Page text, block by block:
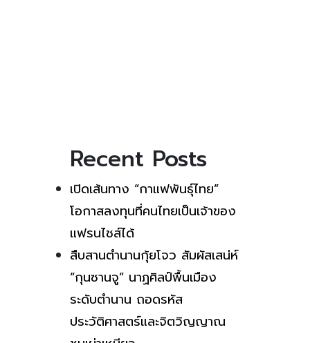
Recent Posts
เปิดเส้นทาง “กาแฟพันธุ์ไทย”
โอกาสลงทุนที่คนไทยเป็นเจ้าของ
แฟรนไชส์ได้
สืบสานตำนานกุ้ยโจว สัมผัสเสน่ห์
“กุนซานจู” นาฏศิลป์พื้นเมือง
ระดับตำนาน ถอดรหัส
ประวัติศาสตร์และจิตวิญญาณ